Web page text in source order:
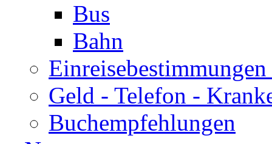
Bus
Bahn
Geld - Telefon -
Buchempfehlungen